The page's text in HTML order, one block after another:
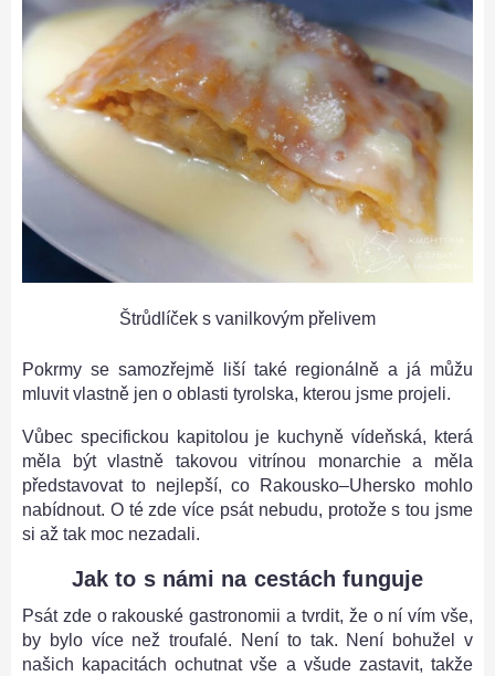
Štrůdlíček s vanilkovým přelivem
Pokrmy se samozřejmě liší také regionálně a já můžu
mluvit vlastně jen o oblasti tyrolska, kterou jsme projeli.
Vůbec specifickou kapitolou je kuchyně vídeňská, která
měla být vlastně takovou vitrínou monarchie a měla
představovat to nejlepší, co Rakousko–Uhersko mohlo
nabídnout. O té zde více psát nebudu, protože s tou jsme
si až tak moc nezadali.
Jak to s námi na cestách funguje
Psát zde o rakouské gastronomii a tvrdit, že o ní vím vše,
by bylo více než troufalé. Není to tak. Není bohužel v
našich kapacitách ochutnat vše a všude zastavit, takže